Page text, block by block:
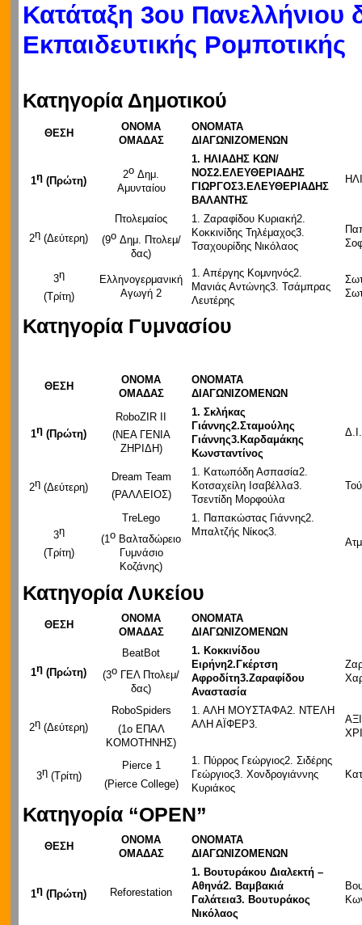
Κατάταξη 3ου Πανελλήνιου
Εκπαιδευτικής Ρομποτικής
Κατηγορία Δημοτικού
ΘΕΣΗ
ΟΝΟΜΑ
ΟΜΑΔΑΣ
ΟΝΟΜΑΤΑ
ΔΙΑΓΩΝΙΖΟΜΕΝΩΝ
1η (Πρώτη)
2ο Δημ.
Αμυνταίου
1. ΗΛΙΑΔΗΣ ΚΩΝ/
ΝΟΣ2.ΕΛΕΥΘΕΡΙΑΔΗΣ
ΓΙΩΡΓΟΣ3.ΕΛΕΥΘΕΡΙΑΔΗΣ
ΒΑΛΑΝΤΗΣ
2η (Δεύτερη)
Πτολεμαίος
(9οΔημ. Πτολεμ/
δας)
1. Ζαραφίδου Κυριακή2.
Κοκκινίδης Τηλέμαχος3.
Τσαχουρίδης Νικόλαος
3η
(Τρίτη)
Ελληνογερμανική
Αγωγή 2
1. Απέργης Κομνηνός2.
Μανιάς Αντώνης3. Τσάμπρας
Λευτέρης
Κατηγορία Γυμνασίου
ΘΕΣΗ
ΟΝΟΜΑ
ΟΜΑΔΑΣ
ΟΝΟΜΑΤΑ
ΔΙΑΓΩΝΙΖΟΜΕΝΩΝ
1η (Πρώτη)
RoboZIR IΙ
(ΝΕΑ ΓΕΝΙΑ
ΖΗΡΙΔΗ)
1. Σκλήκας
Γιάννης2.Σταμούλης
Γιάννης3.Καρδαμάκης
Κωνσταντίνος
2η (Δεύτερη)
Dream Team
(ΡΑΛΛΕΙΟΣ)
1. Κατωπόδη Ασπασία2.
Κοτσαχείλη Ισαβέλλα3.
Τσεντίδη Μορφούλα
3η
(Τρίτη)
TreLego
(1ο Βαλταδώρειο
Γυμνάσιο
Κοζάνης)
1. Παπακώστας Γιάννης2.
Μπαλτζής Νίκος3.
Κατηγορία Λυκείου
ΘΕΣΗ
ΟΝΟΜΑ
ΟΜΑΔΑΣ
ΟΝΟΜΑΤΑ
ΔΙΑΓΩΝΙΖΟΜΕΝΩΝ
1η (Πρώτη)
BeatBot
(3ο ΓΕΛ Πτολεμ/
δας)
1. Κοκκινίδου
Ειρήνη2. Γκέρτση
Αφροδίτη3.Ζαραφίδου
Αναστασία
2η (Δεύτερη)
RoboSpiders
(1ο ΕΠΑΛ
ΚΟΜΟΤΗΝΗΣ)
1. ΑΛΗ ΜΟΥΣΤΑΦΑ2. ΝΤΕΛΗ
ΑΛΗ ΑΪΦΕΡ3.
3η(Τρίτη)
Pierce 1
(Pierce College)
1. Πύρρος Γεώργιος2. Σιδέρης
Γεώργιος3. Χονδρογιάννης
Κυριάκος
Κατηγορία “OPEN”
ΘΕΣΗ
ΟΝΟΜΑ
ΟΜΑΔΑΣ
ΟΝΟΜΑΤΑ
ΔΙΑΓΩΝΙΖΟΜΕΝΩΝ
1η (Πρώτη) Reforestation
1. Βουτυράκου Διαλεκτή –
Αθηνά2. Βαμβακιά
Γαλάτεια3. Βουτυράκος
Νικόλαος